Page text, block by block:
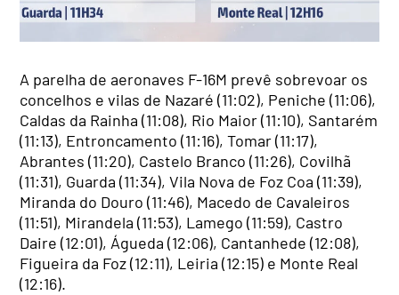
A parelha de aeronaves F-16M prevê sobrevoar os
concelhos e vilas de Nazaré (11:02), Peniche (11:06),
Caldas da Rainha (11:08), Rio Maior (11:10), Santarém
(11:13), Entroncamento (11:16), Tomar (11:17),
Abrantes (11:20), Castelo Branco (11:26), Covilhã
(11:31), Guarda (11:34), Vila Nova de Foz Coa (11:39),
Miranda do Douro (11:46), Macedo de Cavaleiros
(11:51), Mirandela (11:53), Lamego (11:59), Castro
Daire (12:01), Águeda (12:06), Cantanhede (12:08),
Figueira da Foz (12:11), Leiria (12:15) e Monte Real
(12:16).